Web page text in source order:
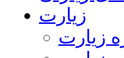
زیارت
زیارت